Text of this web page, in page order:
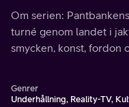
på en kontroversiell tavla.
Om serien:
turné genom landet i
smycken, konst, fordon
Genrer
Underhållning, Reality-TV,